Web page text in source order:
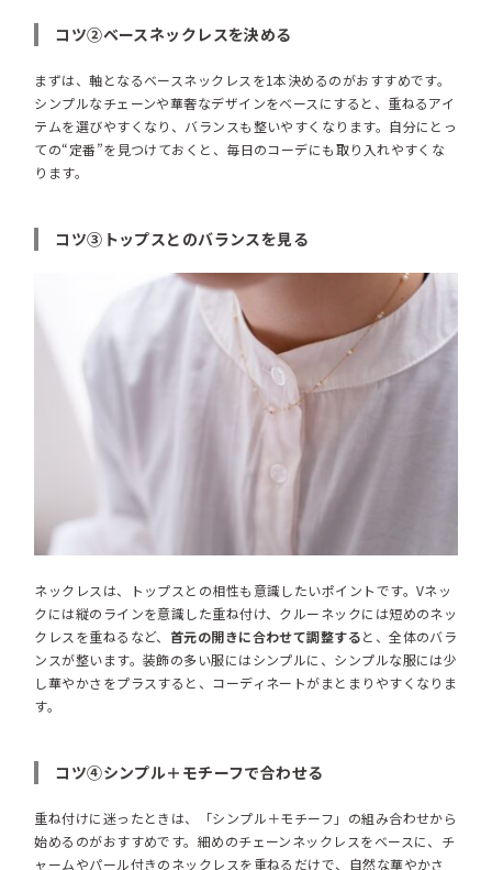
コツ②ベースネックレスを決める
まずは、軸となるベースネックレスを1本決めるのがおすすめです。
シンプルなチェーンや華奢なデザインをベースにすると、重ねるアイ
テムを選びやすくなり、バランスも整いやすくなります。自分にとっ
ての“定番”を見つけておくと、毎日のコーデにも取り入れやすくな
ります。
コツ③トップスとのバランスを見る
ネックレスは、トップスとの相性も意識したいポイントです。Vネッ
クには縦のラインを意識した重ね付け、クルーネックには短めのネッ
クレスを重ねるなど、 首元の開きに合わせて調整すると、全体のバラ
ンスが整います。装飾の多い服にはシンプルに、シンプルな服には少
し華やかさをプラスすると、コーディネートがまとまりやすくなりま
す。
コツ④シンプル＋モチーフで合わせる
重ね付けに迷ったときは、「シンプル＋モチーフ」の組み合わせから
始めるのがおすすめです。細めのチェーンネックレスをベースに、チ
ャームやパール付きのネックレスを重ねるだけで、自然な華やかさ